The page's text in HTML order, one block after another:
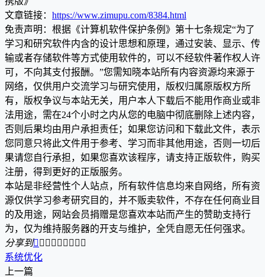
文章链接： https://www.zimupu.com/8384.html
免责声明：根据《计算机软件保护条例》第十七条规定“为了
学习和研究软件内含的设计思想和原理，通过安装、显示、传
输或者存储软件等方式使用软件的，可以不经软件著作权人许
可，不向其支付报酬。”您需知晓本站所有内容资源均来源于
网络，仅供用户交流学习与研究使用，版权归属原版权方所
有，版权争议与本站无关，用户本人下载后不能用作商业或非
法用途，需在24个小时之内从您的电脑中彻底删除上述内容，
否则后果均由用户承担责任；如果您访问和下载此文件，表示
您同意只将此文件用于参考、学习而非其他用途，否则一切后
果请您自行承担，如果您喜欢该程序，请支持正版软件，购买
注册，得到更好的正版服务。
本站是非经营性个人站点，所有软件信息均来自网络，所有资
源仅供学习参考研究目的，并不贩卖软件，不存在任何商业目
的及用途，网站会员捐赠是您喜欢本站而产生的赞助支持行
为，仅为维持服务器的开支与维护，全凭自愿无任何强求。
分享到        
系统优化
上一篇